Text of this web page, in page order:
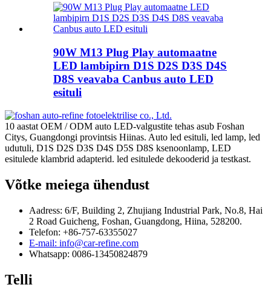
90W M13 Plug Play automaatne
LED lambipirn D1S D2S D3S D4S
D8S veavaba Canbus auto LED
esituli
10 aastat OEM / ODM auto LED-valgustite tehas asub Foshan
Citys, Guangdongi provintsis Hiinas. Auto led esituli, led lamp, led
udutuli, D1S D2S D3S D4S D5S D8S ksenoonlamp, LED
esitulede klambrid adapterid. led esitulede dekooderid ja testkast.
Võtke meiega ühendust
Aadress: 6/F, Building 2, Zhujiang Industrial Park, No.8, Hai
2 Road Guicheng, Foshan, Guangdong, Hiina, 528200.
Telefon: +86-757-63355027
E-mail: info@car-refine.com
Whatsapp: 0086-13450824879
Telli